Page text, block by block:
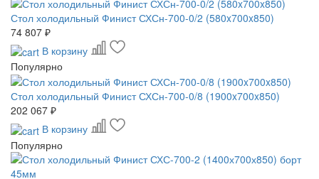
Стол холодильный Финист СХСн-700-0/2 (580x700x850)
74 807 ₽
В корзину
Популярно
Стол холодильный Финист СХСн-700-0/8 (1900x700x850)
202 067 ₽
В корзину
Популярно